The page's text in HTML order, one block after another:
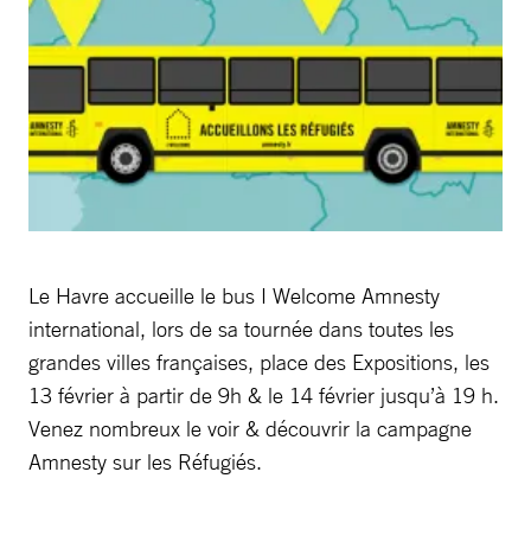
Le Havre accueille le bus I Welcome Amnesty
international, lors de sa tournée dans toutes les
grandes villes françaises, place des Expositions, les
13 février à partir de 9h & le 14 février jusqu’à 19 h.
Venez nombreux le voir & découvrir la campagne
Amnesty sur les Réfugiés.